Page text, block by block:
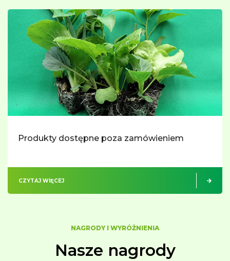
Produkty dostępne poza zamówieniem
CZYTAJ WIĘCEJ
NAGRODY I WYRÓŻNIENIA
Nasze nagrody